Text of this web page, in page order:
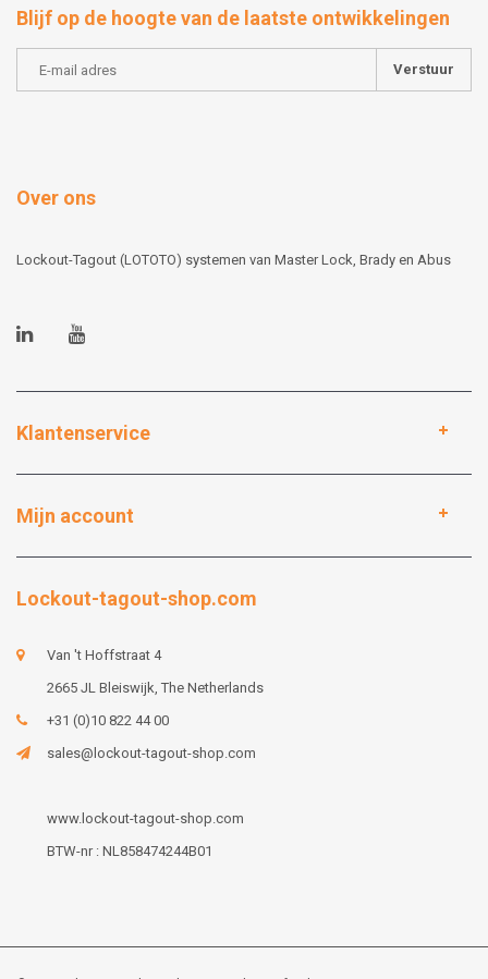
Blijf op de hoogte van de laatste ontwikkelingen
Verstuur
Over ons
Lockout-Tagout (LOTOTO) systemen van Master Lock, Brady en Abus
Klantenservice
Mijn account
Lockout-tagout-shop.com
Van 't Hoffstraat 4
2665 JL Bleiswijk, The Netherlands
+31 (0)10 822 44 00
sales@lockout-tagout-shop.com
www.lockout-tagout-shop.com
BTW-nr : NL858474244B01